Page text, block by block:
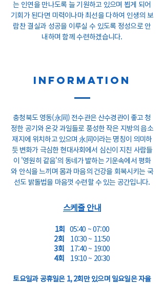
는 인연을 만나도록 늘 기원하고 있으며 뵙게 되어
기회가 된다면 미력이나마 최선을 다하여 인생의 보
람찬 결실과 성공을 이루실 수 있도록 정성으로 안
내하며 함께 수련하겠습니다.
information
충청북도 영동(永同) 전수관은 산수경관이 좋고 청
정한 공기와 온갖 과일들로 풍성한 작은 지방의 읍소
재지에 위치하고 있으며 永同이라는 명칭이 의미하
듯 변화가 극심한 현대사회에서 심신이 지친 사람들
이 '영원히 같음'의 동네가 발하는 기운속에서 평화
와 안식을 느끼며 몸과 마음의 건강을 회복시키는 국
선도 밝돌법을 마음껏 수련할 수 있는 공간입니다.
스케줄 안내
1회 05:40 ~ 07:00
2회10:30 ~ 11:50
3회17:40 ~ 19:00
4회19:10 ~ 20:30
토요일과 공휴일은 1, 2회만 있으며 일요일은 자율